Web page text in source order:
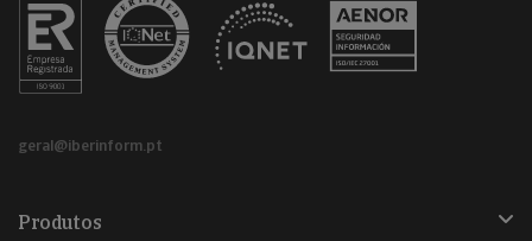
geral@iberinform.pt
Produtos